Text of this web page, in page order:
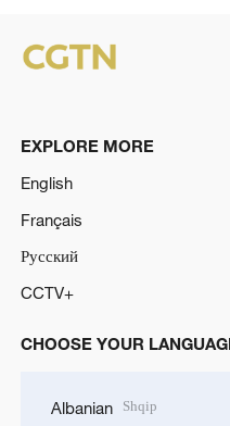
EXPLORE MORE
English
Français
Русский
CCTV+
CHOOSE YOUR
Albanian Shqip